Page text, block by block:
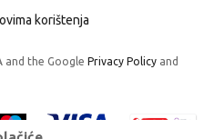
korištenja
and the Google Privacy Policy and